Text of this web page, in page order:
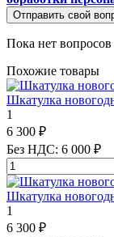
Отправить свой
Пока нет
Похожие товары
Шкатулка
1
6 300 ₽
Без НДС: 6 000 ₽
Шкатулка
1
6 300 ₽